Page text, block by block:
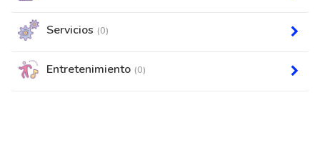
Servicios (0)
Entretenimiento (0)